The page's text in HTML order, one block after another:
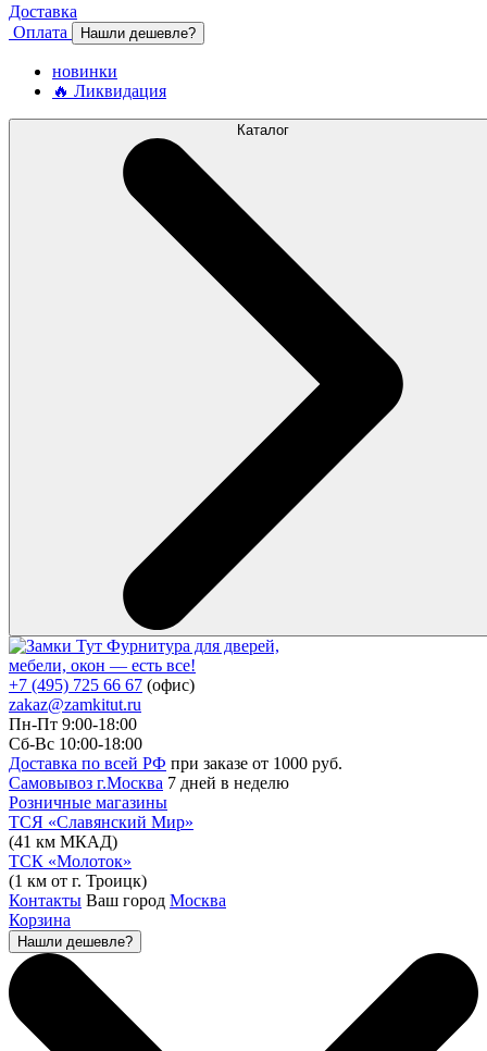
Доставка
Оплата
Нашли дешевле?
новинки
🔥 Ликвидация
Каталог
Фурнитура для дверей,
мебели, окон — есть все!
+7 (495) 725 66 67 (офис)
zakaz@zamkitut.ru
Пн-Пт 9:00-18:00
Сб-Вс 10:00-18:00
Доставка по всей РФ при заказе от 1000 руб.
Самовывоз г.Москва 7 дней в неделю
Розничные магазины
ТСЯ «Славянский Мир»
(41 км МКАД)
ТСК «Молоток»
(1 км от г. Троицк)
Контакты Ваш город Москва
Корзина
Нашли дешевле?